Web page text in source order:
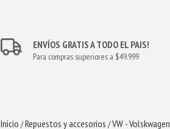
ENVÍOS GRATIS A TODO EL PAIS!
Para compras superiores a $49.999
Inicio /Repuestos y accesorios /VW - Volskwagen